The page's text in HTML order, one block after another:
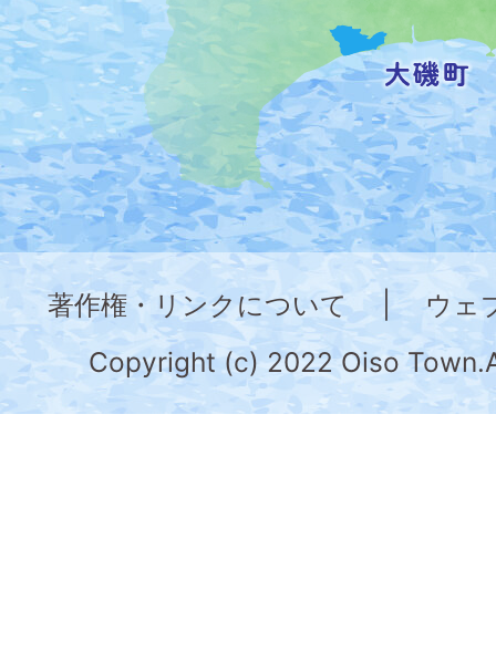
記
し
た
地
図。
神
奈
川
県
の
著作権・リンクについて
ウェ
Copyright (c) 2022 Oiso